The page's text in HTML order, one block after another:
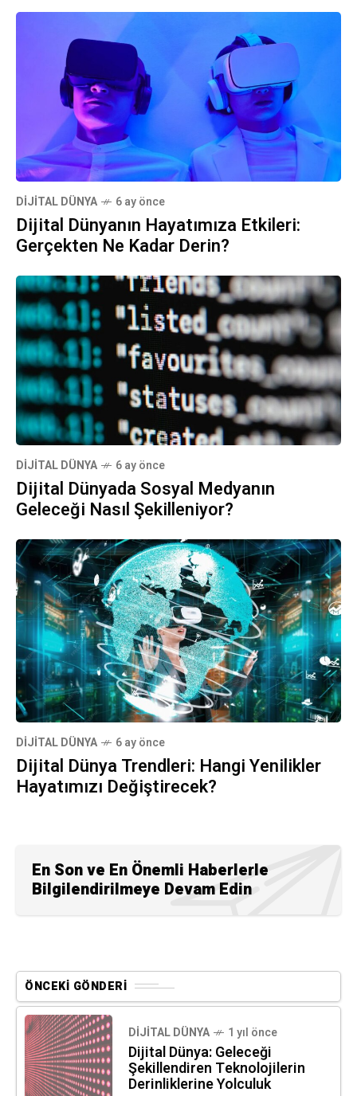
DIJITAL DÜNYA 6 ay önce
Dijital Dünyanın Hayatımıza Etkileri:
Gerçekten Ne Kadar Derin?
DIJITAL DÜNYA 6 ay önce
Dijital Dünyada Sosyal Medyanın
Geleceği Nasıl Şekilleniyor?
DIJITAL DÜNYA 6 ay önce
Dijital Dünya Trendleri: Hangi Yenilikler
Hayatımızı Değiştirecek?
En Son ve En Önemli Haberlerle
Bilgilendirilmeye Devam Edin
ÖNCEKI GÖNDERI
DIJITAL DÜNYA 1 yıl önce
Dijital Dünya: Geleceği
Şekillendiren Teknolojilerin
Derinliklerine Yolculuk